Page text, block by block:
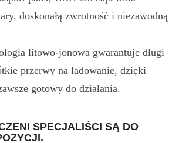
doskonałą zwrotność i niezawodną
litowo-jonowa gwarantuje długi
przerwy na ładowanie, dzięki
gotowy do działania.
SPECJALIŚCI SĄ DO